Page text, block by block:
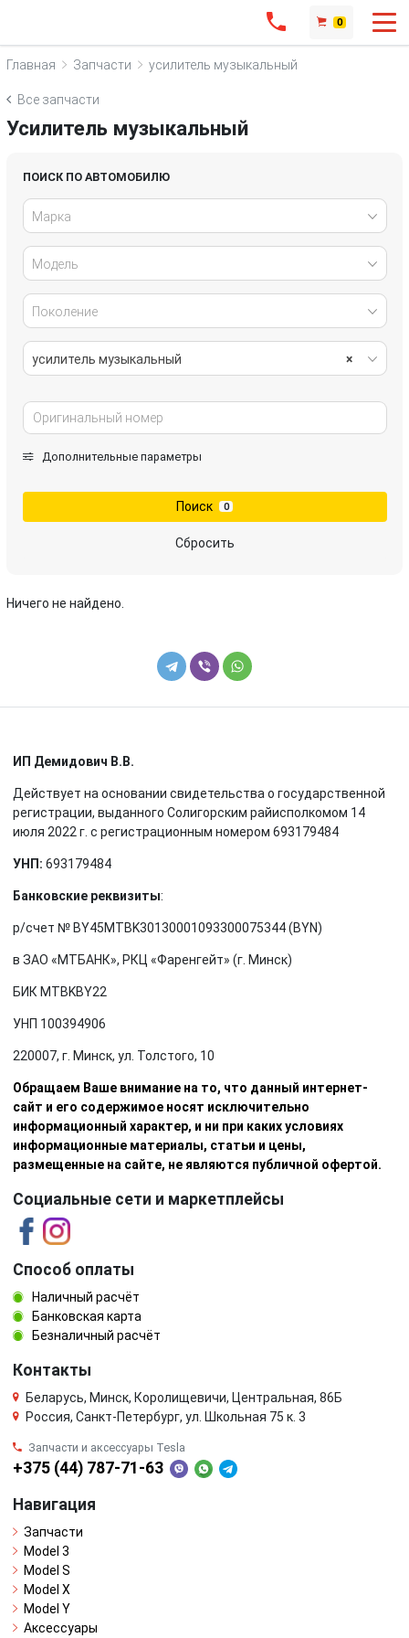
0
Главная Запчасти усилитель музыкальный
Все запчасти
Усилитель музыкальный
ПОИСК ПО АВТОМОБИЛЮ
Марка
Модель
Поколение
×
усилитель музыкальный
Дополнительные параметры
Поиск 0
Сбросить
Ничего не найдено.
ИП Демидович В.В.
Действует на основании свидетельства о государственной
регистрации, выданного Солигорским райисполкомом 14
июля 2022 г. с регистрационным номером 693179484
УНП: 693179484
Банковские реквизиты:
р/счет № BY45MTBK30130001093300075344 (BYN)
в ЗАО «МТБАНК», РКЦ «Фаренгейт» (г. Минск)
БИК MTBKBY22
УНП 100394906
220007, г. Минск, ул. Толстого, 10
Обращаем Ваше внимание на то, что данный интернет-
сайт и его содержимое носят исключительно
информационный характер, и ни при каких условиях
информационные материалы, статьи и цены,
размещенные на сайте, не являются публичной офертой.
Социальные сети и маркетплейсы
Способ оплаты
Наличный расчёт
Банковская карта
Безналичный расчёт
Контакты
Беларусь, Минск, Королищевичи, Центральная, 86Б
Россия, Санкт-Петербург, ул. Школьная 75 к. 3
Запчасти и аксессуары Tesla
+375 (44) 787-71-63
Навигация
Запчасти
Model 3
Model S
Model X
Model Y
Аксессуары